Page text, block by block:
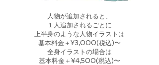
人物が追加されると、
１人追加されるごとに
上半身のような人物イラストは
基本料金＋¥3,000(税込)〜
全身イラストの場合は
基本料金＋¥4,500(税込)〜